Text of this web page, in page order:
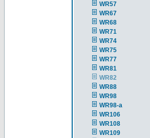
WR57
WR67
WR68
WR71
WR74
WR75
WR77
WR81
WR82
WR88
WR98
WR98-a
WR106
WR108
WR109